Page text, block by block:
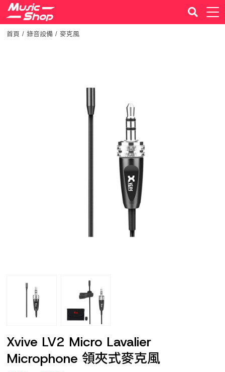
首頁 錄音設備 麥克風
Xvive LV2 Micro Lavalier
Microphone 領夾式麥克風